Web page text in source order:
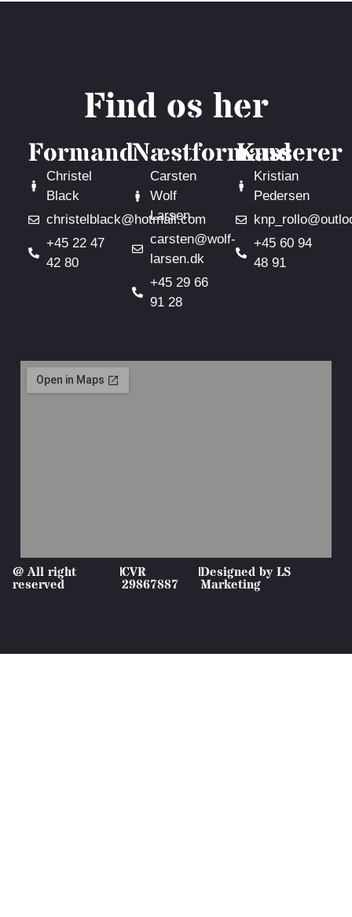
Find os her
Formand
Christel
Black
christelblack@hotmail.com
+45 22 47
42 80
Næstformand
Carsten
Wolf
Larsen
carsten@wolf-
larsen.dk
+45 29 66
91 28
Kasserer
Kristian
Pedersen
+45 60 94
48 91
@ All right
reserved
|CVR
29867887
|Designed by LS
Marketing